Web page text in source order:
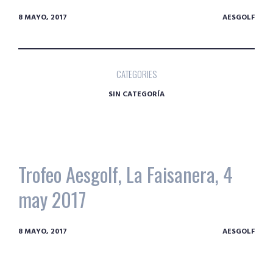
8 MAYO, 2017 AESGOLF
CATEGORIES
SIN CATEGORÍA
Trofeo Aesgolf, La Faisanera, 4
may 2017
8 MAYO, 2017 AESGOLF